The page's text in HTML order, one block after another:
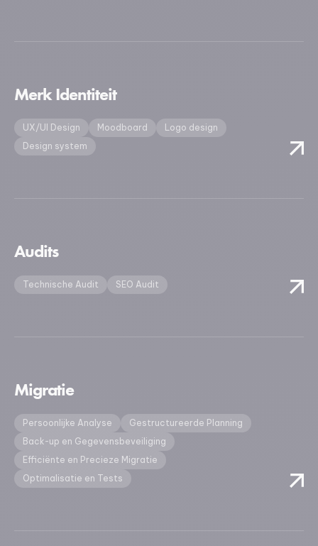
Merk Identiteit
UX/UI Design Moodboard
Logo design
Design system
Audits
Technische Audit SEO Audit
Migratie
Persoonlijke Analyse
Gestructureerde Planning
Back-up en Gegevensbeveiliging
Efficiënte en Precieze Migratie
Optimalisatie en Tests